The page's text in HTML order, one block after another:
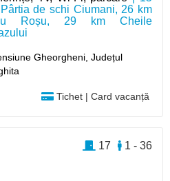
de schi Ciumani, 26 km
Roșu, 29 km Cheile
Gheorgheni,Județul
Tichet | Card vacanță
1 - 36
17